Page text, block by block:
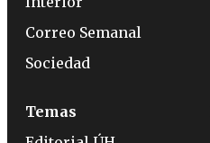
Correo Semanal
Sociedad
Temas